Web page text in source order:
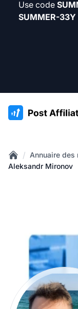
Use code
SUMMER-33Y
:site.title
Home
/ Annuaire
Aleksandr Mironov